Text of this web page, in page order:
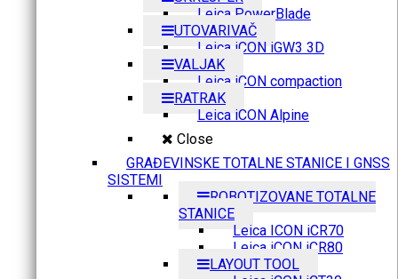
Leica PowerBlade
UTOVARIVAČ
Leica iCON iGW3 3D
VALJAK
Leica iCON compaction
RATRAK
Leica iCON Alpine
Close
GRAĐEVINSKE TOTALNE STANICE I GNSS
SISTEMI
ROBOTIZOVANE TOTALNE
STANICE
Leica ICON iCR70
Leica iCON iCR80
LAYOUT TOOL